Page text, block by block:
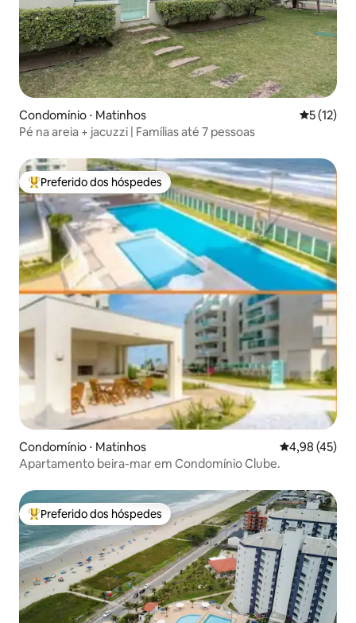
Condomínio ⋅ Matinhos 5 de uma
5 (12)
Pé na areia + jacuzzi | Famílias até 7 pessoas
Entre os melhores preferidos dos hóspedes
Preferido dos hóspedes
Condomínio ⋅ Matinhos 4,98 de uma
4,98 (45)
Apartamento beira-mar em Condomínio Clube.
Entre os melhores preferidos dos hóspedes
Preferido dos hóspedes